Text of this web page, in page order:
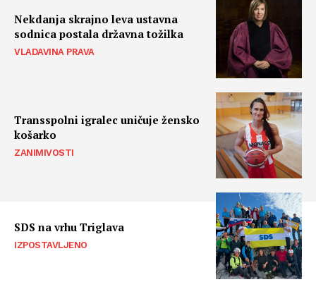
Nekdanja skrajno leva ustavna
sodnica postala državna tožilka
VLADAVINA PRAVA
Transspolni igralec uničuje žensko
košarko
ZANIMIVOSTI
SDS na vrhu Triglava
IZPOSTAVLJENO